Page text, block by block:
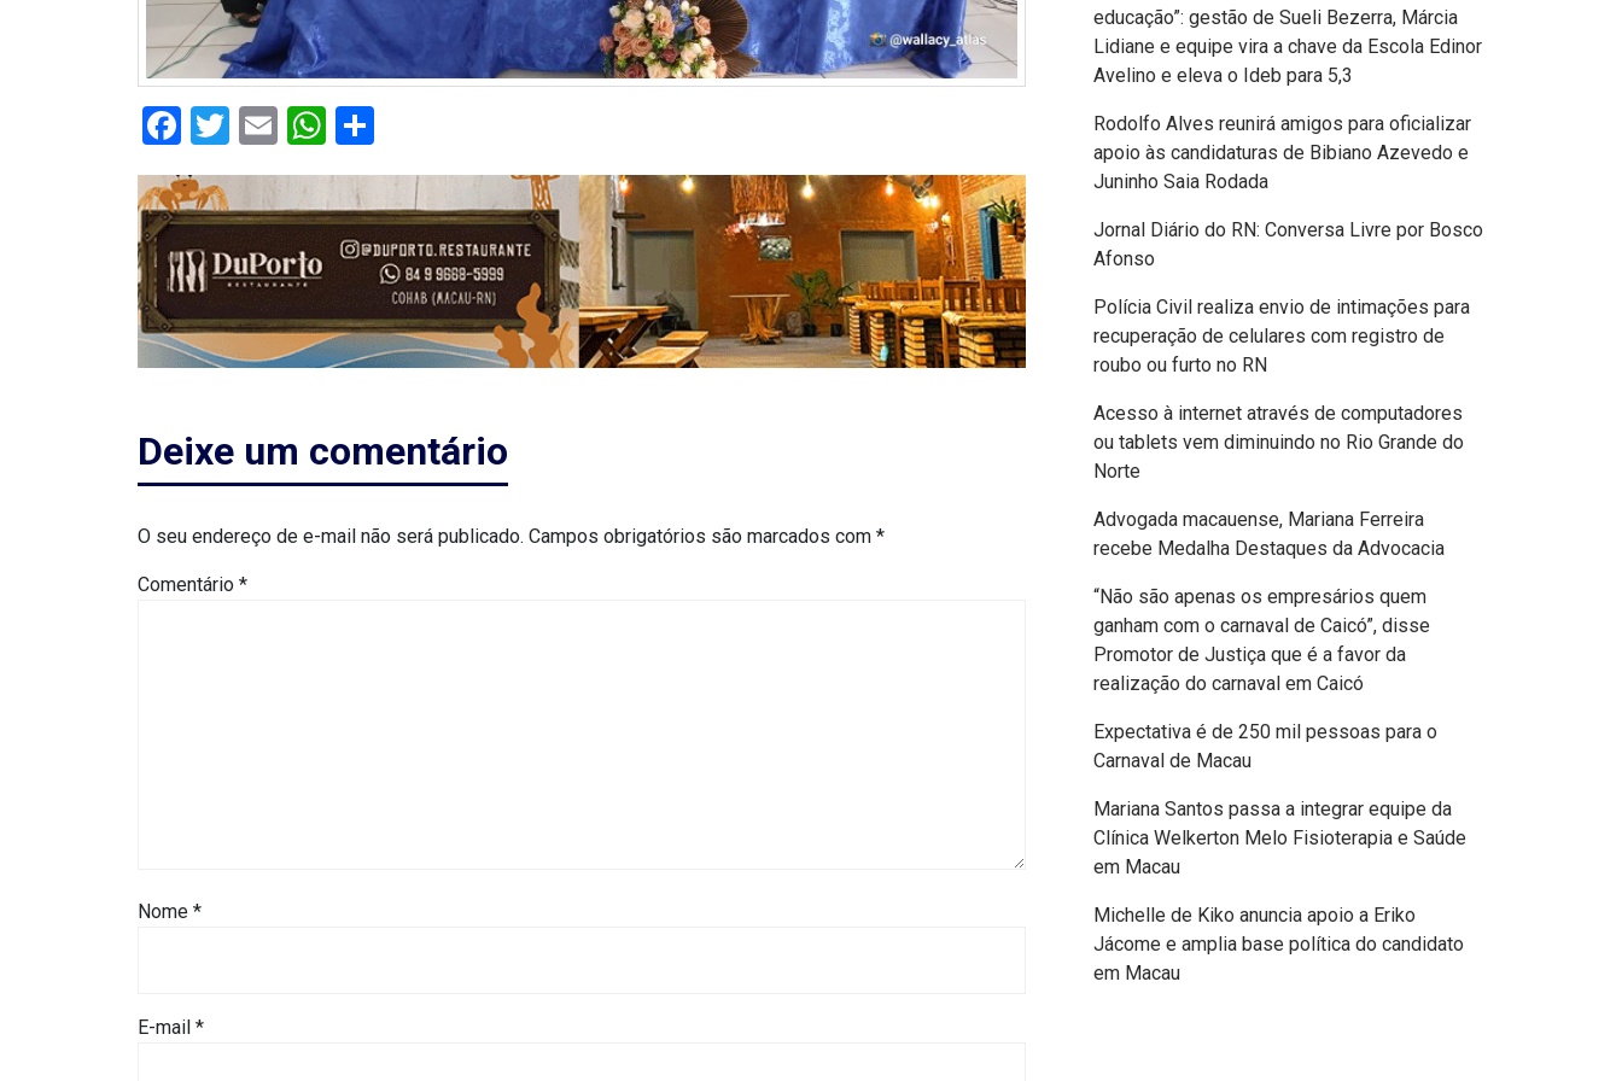
CICLISMO
COMPETIÇÃO
COMPROMISSO
CONFERÊNCIA
CONQUISTA
Facebook
Twitter
EmailWhatsApp
Deixe um comentário
O seu endereço de e-mail não será publicado. Campos obrigatórios são marcados com *
Comentário *
Nome *
E-mail *
educação”: gestão de Sueli Bezerra, Márcia
Lidiane e equipe vira a chave da Escola Edinor
Avelino e eleva o Ideb para 5,3
Rodolfo Alves reunirá amigos para oficializar
apoio às candidaturas de Bibiano Azevedo e
Juninho Saia Rodada
Jornal Diário do RN: Conversa Livre por Bosco
Afonso
Polícia Civil realiza envio de intimações para
recuperação de celulares com registro de
roubo ou furto no RN
Acesso à internet através de computadores
ou tablets vem diminuindo no Rio Grande do
Norte
Advogada macauense, Mariana Ferreira
recebe Medalha Destaques da Advocacia
“Não são apenas os empresários quem
ganham com o carnaval de Caicó”, disse
Promotor de Justiça que é a favor da
realização do carnaval em Caicó
Expectativa é de 250 mil pessoas para o
Carnaval de Macau
Mariana Santos passa a integrar equipe da
Clínica Welkerton Melo Fisioterapia e Saúde
em Macau
Michelle de Kiko anuncia apoio a Eriko
Jácome e amplia base política do candidato
em Macau